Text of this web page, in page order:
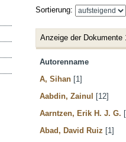
Sortierung:
Anzeige der Dokumente
Autorenname
A, Sihan [1]
Aabdin, Zainul [12]
Aarntzen, Erik H. J. G.
Abad, David Ruiz [1]